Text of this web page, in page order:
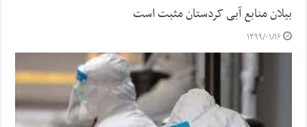
بیلان منابع آبی کردستان مثبت است
۱۳۹۹/۰۱/۱۶